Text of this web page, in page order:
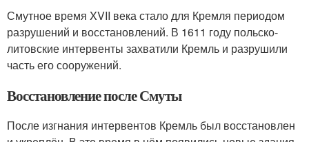
Смутное время XVII века стало для Кремля периодом
разрушений и восстановлений. В 1611 году польско-
литовские интервенты захватили Кремль и разрушили
часть его сооружений.
Восстановление после Смуты
После изгнания интервентов Кремль был восстановлен